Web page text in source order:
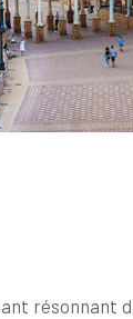
résonnant